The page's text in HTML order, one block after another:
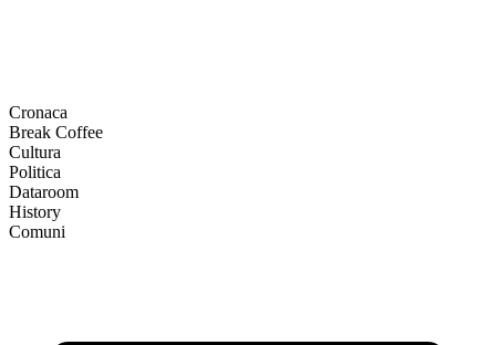
Cronaca
Break Coffee
Cultura
Politica
Dataroom
History
Comuni